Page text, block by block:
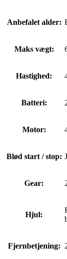
Anbefalet alder:
Maks vægt:
Hastighed:
Batteri:
Motor:
Blød start / stop:
Gear:
Hjul:
Fjernbetjening: